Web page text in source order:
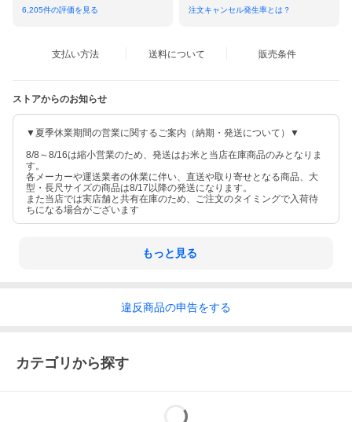
6,205件の評価を見る 注文キャンセル発生率とは？
支払い方法 送料について 販売条件
ストアからのお知らせ
▼夏季休業期間の営業に関するご案内（納期・発送について）▼
8/8～8/16は縮小営業のため、発送はお米と当店在庫商品のみとなりま
す。
各メーカーや運送業者の休業に伴い、直送や取り寄せとなる商品、大
型・長尺サイズの商品は8/17以降の発送になります。
また当店では実店舗と共有在庫のため、ご注文のタイミングで入荷待
ちになる場合がございます
もっと見る
違反商品の申告をする
カテゴリから探す